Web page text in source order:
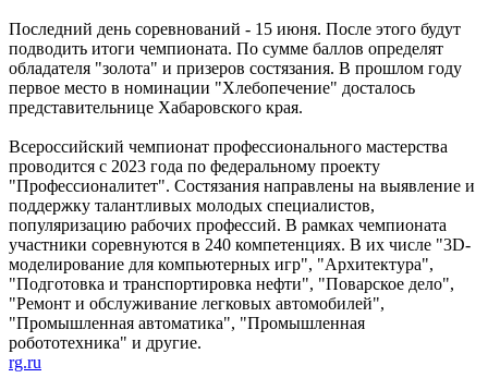
Последний день соревнований - 15 июня. После этого будут
подводить итоги чемпионата. По сумме баллов определят
обладателя "золота" и призеров состязания. В прошлом году
первое место в номинации "Хлебопечение" досталось
представительнице Хабаровского края.
Всероссийский чемпионат профессионального мастерства
проводится с 2023 года по федеральному проекту
"Профессионалитет". Состязания направлены на выявление и
поддержку талантливых молодых специалистов,
популяризацию рабочих профессий. В рамках чемпионата
участники соревнуются в 240 компетенциях. В их числе "3D-
моделирование для компьютерных игр", "Архитектура",
"Подготовка и транспортировка нефти", "Поварское дело",
"Ремонт и обслуживание легковых автомобилей",
"Промышленная автоматика", "Промышленная
робототехника" и другие.
rg.ru